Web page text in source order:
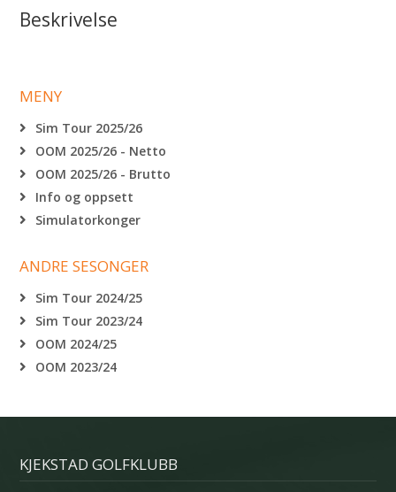
Beskrivelse
MENY
Sim Tour 2025/26
OOM 2025/26 - Netto
OOM 2025/26 - Brutto
Info og oppsett
Simulatorkonger
ANDRE SESONGER
Sim Tour 2024/25
Sim Tour 2023/24
OOM 2024/25
OOM 2023/24
KJEKSTAD GOLFKLUBB